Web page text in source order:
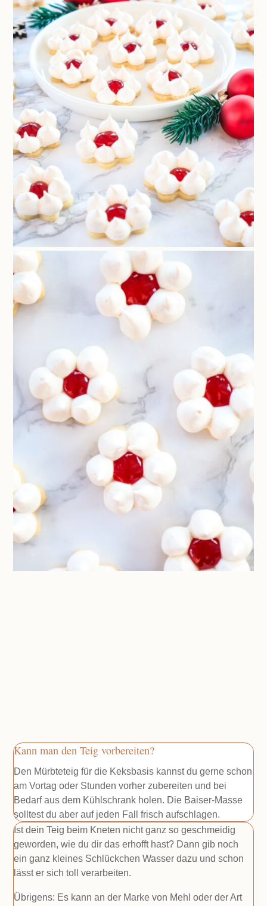
Kann man den Teig vorbereiten?
Den Mürbteteig für die Keksbasis kannst du gerne schon
am Vortag oder Stunden vorher zubereiten und bei
Bedarf aus dem Kühlschrank holen. Die Baiser-Masse
solltest du aber auf jeden Fall frisch aufschlagen.
Ist dein Teig beim Kneten nicht ganz so geschmeidig
geworden, wie du dir das erhofft hast? Dann gib noch
ein ganz kleines Schlückchen Wasser dazu und schon
lässt er sich toll verarbeiten.
Übrigens: Es kann an der Marke von Mehl oder der Art